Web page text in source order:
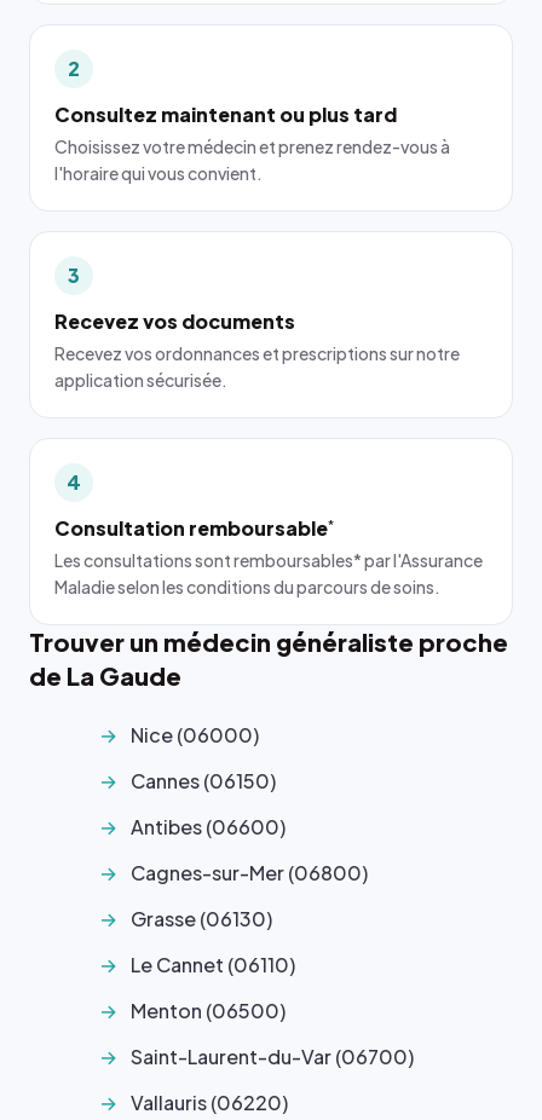
2
Consultez maintenant ou plus tard
Choisissez votre médecin et prenez rendez-vous à
l'horaire qui vous convient.
3
Recevez vos documents
Recevez vos ordonnances et prescriptions sur notre
application sécurisée.
4
Consultation remboursable*
Les consultations sont remboursables* par l'Assurance
Maladie selon les conditions du parcours de soins.
Trouver un médecin généraliste proche
de La Gaude
Nice (06000)
Cannes (06150)
Antibes (06600)
Cagnes-sur-Mer (06800)
Grasse (06130)
Le Cannet (06110)
Menton (06500)
Saint-Laurent-du-Var (06700)
Vallauris (06220)